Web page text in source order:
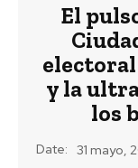
El
y la
los
Date: 31 mayo,